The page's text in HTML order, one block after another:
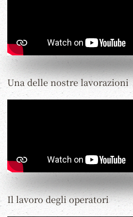
Una delle nostre lavorazioni
Il lavoro degli operatori